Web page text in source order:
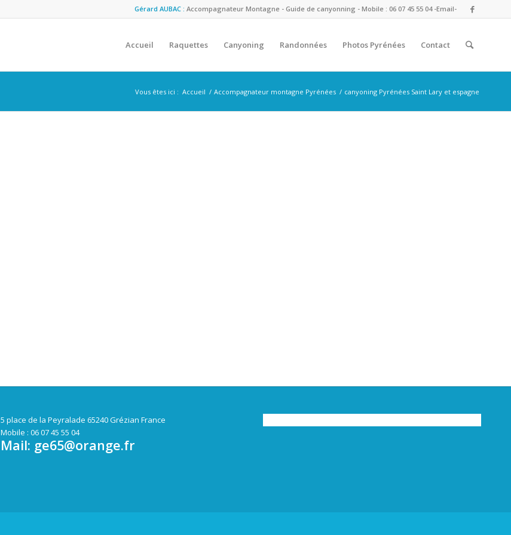
Gérard AUBAC : Accompagnateur Montagne - Guide de canyonning - Mobile : 06 07 45 55 04 -Email-
Accueil Raquettes Canyoning Randonnées Photos Pyrénées Contact
Vous êtes ici : Accueil / Accompagnateur montagne Pyrénées / canyoning Pyrénées Saint Lary et espagne
5 place de la Peyralade 65240 Grézian France
Mobile : 06 07 45 55 04
Mail: ge65@orange.fr